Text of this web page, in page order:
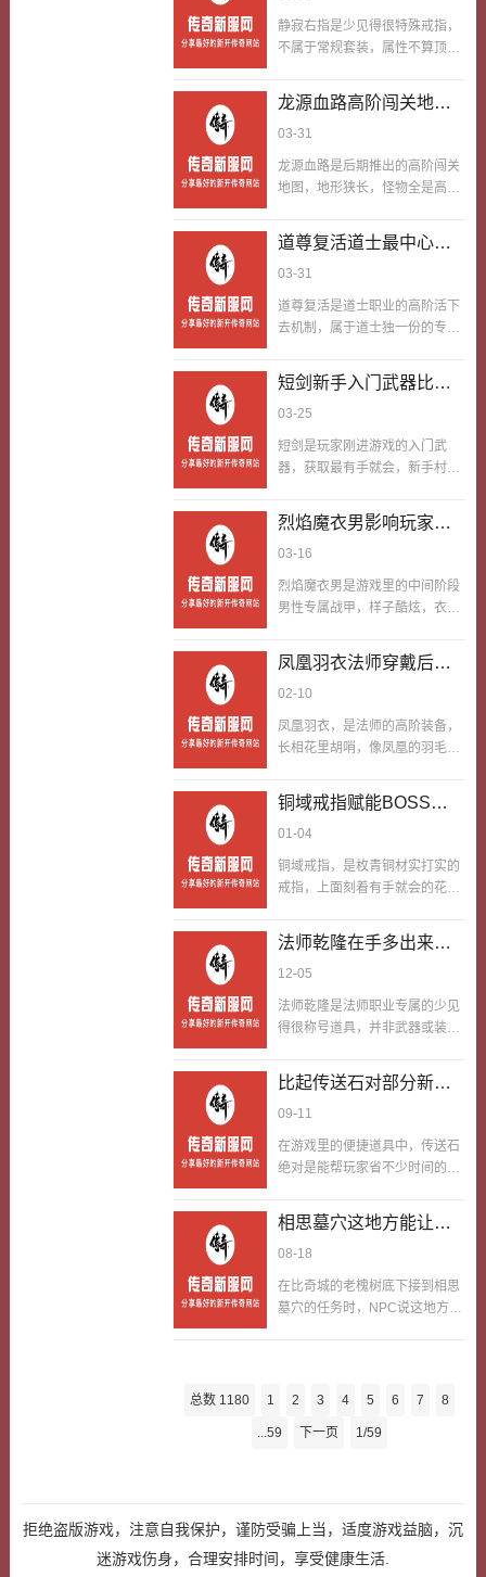
具。没毛病的用法是，碰到高难
度BOSS、组队打PK或者群刷高
可以适当的出来自己的进攻硬实
力了，不用保留，火墙、冰咆哮
轮番放，顶大的化输出，嗖嗖快
清…
玩家一心刷怪打装备，压根没留
意过酒馆，觉得这里没什么用，
验、金币还有少见得很材料，好
多玩家听说有任务，觉得肯定贼
实这个任务的过程并不是很複
杂。不用闯关强力BOSS，不用
跑腿送东西、清掉酒馆跟前儿的
小怪，步骤有手就会，难度低到
离谱，新手玩家都能不费劲搞…
静寂右指是少见得很特殊戒指，
不属于常规套装，属性不算顶尖
成，但自带独一份的应急特效，
能在危急每时每刻一眨眼冻结跟
前儿怪物或敌人，争取喘息时
间，是绝境翻盘的小秘密武器。
这枚戒指爆率低到离谱，就只有
的稀罕得很道具。好多玩家拿到
静寂右指，觉得属性普普通通，
发后没起到用处，还觉得这戒指
没用，完全没摸透他的用法。这
要了输了的时候才能用，不管是
刷BOSS丝血被围、还是PK被集
火，眼看就要输了躺下，这时…
龙源血路高阶闯关地图
配一起当下新开玩法节
03-31
龙源血路是后期推出的高阶闯关
地图，地形狭长，怪物全是高阶
盖面攻击技能，难度远超一截赤
月峡谷、祖玛寺庙，没成型的装
备和团队配合，进去就是送人
头。但对应的爆率也是天花板级
别，能出魔龙套、高阶强化材
版本里，龙源血路玩法就一种，
就是硬肝刷怪，难度大还效率
况，地图玩法做了优化，加入了
团队卡位、分段闯关的新模式，
考验职业配一起和打法套路配
合，平平无奇玩家只要找对队
友、掌握打法套路，也能尝试
闯…
道尊复活道士最中心活
下去机制道士玩家常遇
03-31
道尊复活是道士职业的高阶活下
去机制，属于道士独一份的专属
复活，保留部分状态，不用跑魂
回稳得很区再赶路，是道士单刷
BOSS、高危PK的最中心依仗。
这个机制不是天生就有，要搞定
道士专属职业任务，提升道术属
下来能力直来直去拉满。虽说道
士有召唤神兽抗伤，还有施毒术
强，但我们可以发现道士玩家也
会出现这样的问题：就算有道尊
机制老多回触发却依旧站不住
脚。要么是装备配一起不合情合
理，防御属性太低，要么是…
短剑新手入门武器比如
行会篝火以及行会
使
03-25
短剑是玩家刚进游戏的入门武
器，获取最有手就会，新手村出
没有花里胡哨的属性，却能陪伴
新手度过最青涩的阶段，砍小
怪、做新手任务、门儿清职业手
法，全靠他撑着，是每个玩家游
戏生涯里的第一把武器，满是怀
多，比如行会篝火以及行会
BOSS行会秘境等活动，都好使
着短剑比划，不占背包；行会秘
境刷小怪，用短剑清掉不浪费高
短剑，还能回忆刚玩游戏的时
光，实打实好用性和纪念意义都
有。我刚玩游戏的时候，手里就
攥…
烈焰魔衣男影响玩家战
力的最中心男装战甲
03-16
烈焰魔衣男是游戏里的中间阶段
男性专属战甲，样子酷炫，衣身
的火焰纹路，穿在身上好像裹着
一层烈火，气场十足，主要提升
防御、气血和一丢丢攻击，配一
起男性战士和法师，获取难度刚
刚好，刷沃玛教主、祖玛精英就
他的要命的得很性，却不知道，
烈焰魔衣男这个方面是影响玩家
对玩家战力的影响，远超一截很
多人的想象。我中间阶段玩男性
的战甲，刷怪、PK的时候，总觉
得防御不够，经常被秒掉，输出
也略显不够，升级速…
凤凰羽衣法师穿戴后可
放风筝歼灭性攻击
02-10
凤凰羽衣，是法师的高阶装备，
长相花里胡哨，像凤凰的羽毛编
伤害和魔法回血回蓝速度，还能
解开覆盖面攻击特效，很多法师
玩家觉得他只是平平无奇的防御
装备，其实凤凰羽衣而之后两个
法师直来直去歼灭性远距离魔法
魔法攻击，不费劲清怪、打败对
手。我玩法师很多年，一直想找
后来攒了堆成山元宝，在稳得很
区摆摊买了一件凤凰羽衣，穿戴
升，魔法回血回蓝速度也变快
了，刷怪的时候，放冰咆哮、铺
火墙，能嗖嗖快秒杀成…
铜域戒指赋能BOSS闯
关提升战斗经验外的输
01-04
铜域戒指，是枚青铜材实打实的
戒指，上面刻着有手就会的花
能在闯关BOSS时小幅度提升技
能命中率。能够在闯关BOSS往
上提自己的战斗经验值以外，这
枚戒指还能帮你提升输出效率，
让闯关BOSS的过程更顺畅。我
法师乾隆在手多出来来
的奖励领取的隐藏密钥
12-05
法师乾隆是法师职业专属的少见
得很称号道具，并非武器或装
玉牌，激活后能在角色头顶显现
乾隆称号，不仅能提升魔法攻击
与施法速度，最要命的的是能解
开多出来来的奖励领取权限，无
论是日常任务还是BOSS击杀，
里贼罕见，说是隐藏密钥一点都
不夸张。我当年玩法师的时候，
那时候我刚升到40级，虽然有了
打底的的输出能力，但想要嗖嗖
得很区看到一位顶着乾隆…
比起传送石对部分新手
玩家来说更要掌握用法
09-11
在游戏里的便捷道具中，传送石
绝对是能帮玩家省不少时间的宝
蓝，也不像装备那样能加属性，
却有个核心作用使用后能直接传
送到已解锁的地图，不用再花十
几分钟跑图，不管是赶去刷副
本、抢BOSS，还是从危险区域
不仅浪费道具，还可能把自己传
进危险地图，反而得不偿失。我
说：哥，有这玩意儿以后不用
跑…
相思墓穴这地方能让所
有玩家都获得更高经验
08-18
在比奇城的老槐树底下接到相思
墓穴的任务时，NPC说这地方藏
着牵手的男女浮雕，尽头的墓室
有若无的檀香，连怪物都是成对
250，两只一起杀还能触发同心
来，我和法师小李各引一对幽
总数 1180 1 2 3 4 5 6 7 8
...59 下一页 1/59
拒绝盗版游戏，注意自我保护，谨防受骗上当，适度游戏益脑，沉
迷游戏伤身，合理安排时间，享受健康生活.